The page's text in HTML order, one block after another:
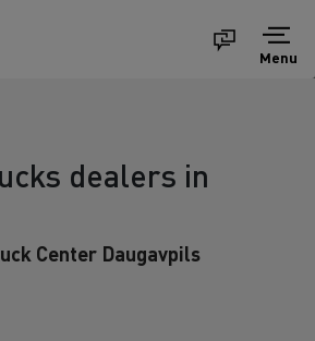
Menu
dealers in
Center Daugavpils